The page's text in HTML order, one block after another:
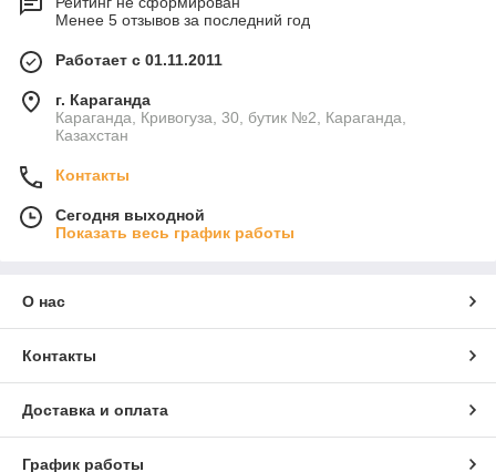
Менее 5 отзывов за последний год
Работает с 01.11.2011
г. Караганда
Караганда, Кривогуза, 30, бутик №2, Караганда,
Казахстан
Контакты
Сегодня выходной
Показать весь график работы
О нас
Контакты
Доставка и оплата
График работы